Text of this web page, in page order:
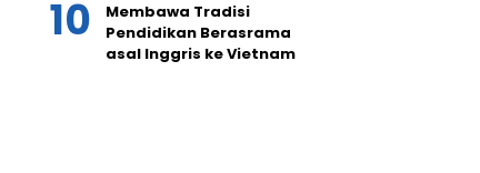
Membawa Tradisi
Pendidikan Berasrama
asal Inggris ke Vietnam